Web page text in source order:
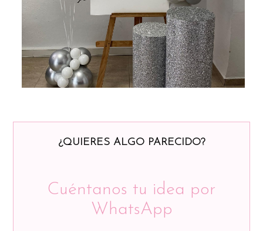
¿QUIERES ALGO PARECIDO?
Cuéntanos tu idea por
WhatsApp